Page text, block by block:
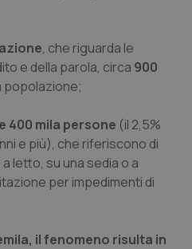
, che riguarda le
e della parola, circa 900
popolazione;
400 mila persone (il 2,5%
e più), che riferiscono di
letto, su una sedia o a
per impedimenti di
il fenomeno risulta in